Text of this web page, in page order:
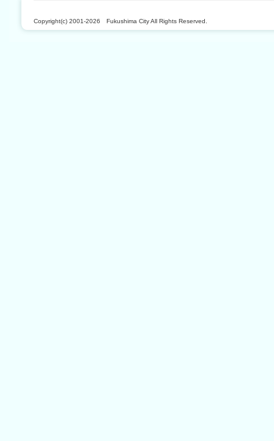
Copyright(c) 2001-2026 Fukushima City All Rights Reserved.